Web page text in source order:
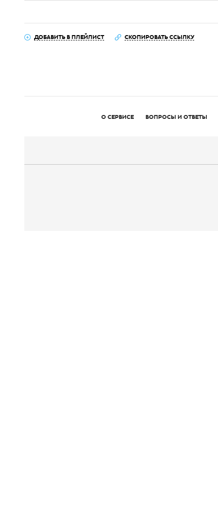
ДОБАВИТЬ В ПЛЕЙЛИСТ СКОПИРОВАТЬ ССЫЛКУ
О СЕРВИСЕ ВОПРОСЫ И ОТВЕТЫ